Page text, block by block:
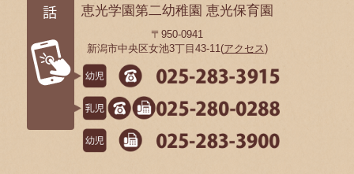
恵光学園第二幼稚園 恵光保育園
〒950-0941
新潟市中央区女池3丁目43-11(アクセス)